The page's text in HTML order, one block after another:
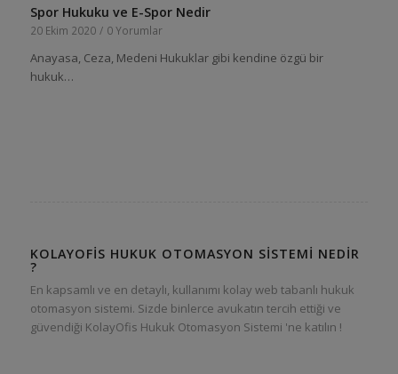
Spor Hukuku ve E-Spor Nedir
20 Ekim 2020 / 0 Yorumlar
Anayasa, Ceza, Medeni Hukuklar gibi kendine özgü bir
hukuk…
KOLAYOFIS HUKUK OTOMASYON SISTEMI NEDIR
?
En kapsamlı ve en detaylı, kullanımı kolay web tabanlı hukuk
otomasyon sistemi. Sizde binlerce avukatın tercih ettiği ve
güvendiği KolayOfis Hukuk Otomasyon Sistemi 'ne katılın !